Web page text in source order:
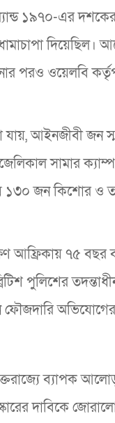
১৯৭০-এর
ধামাচাপা
পরও ওয়েলবি
যায়, আইনজীবী
সামার
১৩০ জন কিশোর ও
আফ্রিকায় ৭৫ বছর
পুলিশের
ফৌজদারি
ব্যাপক
দাবিকে